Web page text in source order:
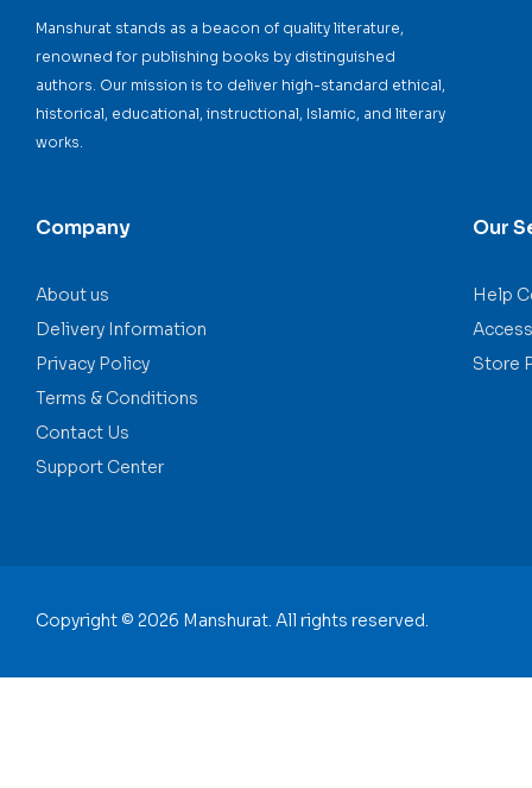
Manshurat stands as a beacon of quality literature,
renowned for publishing books by distinguished
authors. Our mission is to deliver high-standard ethical,
historical, educational, instructional, Islamic, and literary
works.
Company
About us
Delivery Information
Privacy Policy
Terms & Conditions
Contact Us
Support Center
Our
Help
Store
Copyright © 2026 Manshurat. All rights reserved.